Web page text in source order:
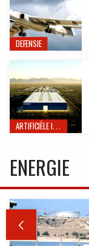
DEFENSIE
ARTIFICIËLE INTELLIGENTIE
ENERGIE
